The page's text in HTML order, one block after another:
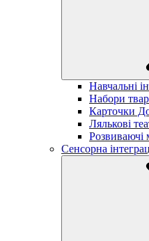
Навчальні
Набори
Карточки
Лялькові
Розвиваючі
Сенсорна